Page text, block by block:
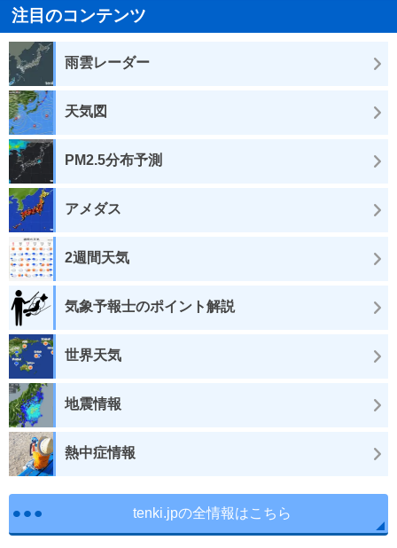
注目のコンテンツ
雨雲レーダー
天気図
PM2.5分布予測
アメダス
2週間天気
気象予報士のポイント解説
世界天気
地震情報
熱中症情報
tenki.jpの全情報はこちら